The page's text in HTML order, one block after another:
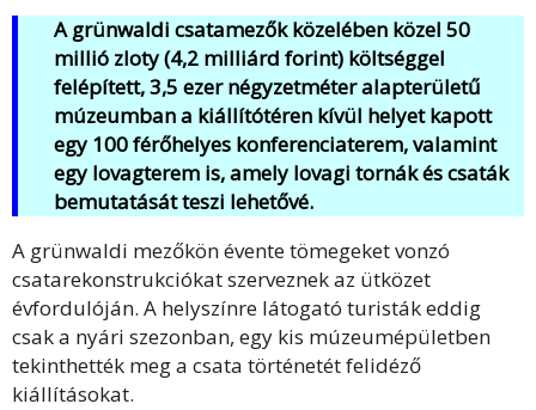
A grünwaldi csatamezők közelében közel 50
millió zloty (4,2 milliárd forint) költséggel
felépített, 3,5 ezer négyzetméter alapterületű
múzeumban a kiállítótéren kívül helyet kapott
egy 100 férőhelyes konferenciaterem, valamint
egy lovagterem is, amely lovagi tornák és csaták
bemutatását teszi lehetővé.
A grünwaldi mezőkön évente tömegeket vonzó
csatarekonstrukciókat szerveznek az ütközet
évfordulóján. A helyszínre látogató turisták eddig
csak a nyári szezonban, egy kis múzeumépületben
tekinthették meg a csata történetét felidéző
kiállításokat.